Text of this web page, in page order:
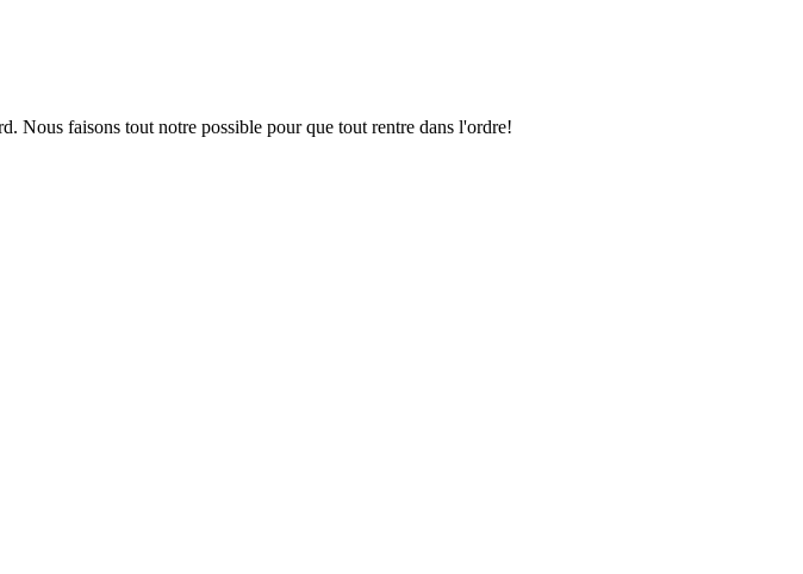
Nous faisons tout notre possible pour que tout rentre dans l'ordre!